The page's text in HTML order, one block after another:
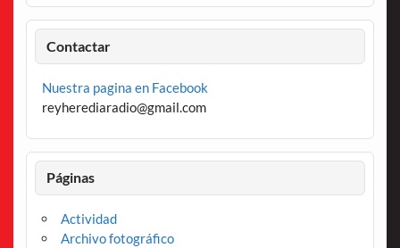
Contactar
Nuestra pagina en Facebook
reyherediaradio@gmail.com
Páginas
Actividad
Archivo fotográfico